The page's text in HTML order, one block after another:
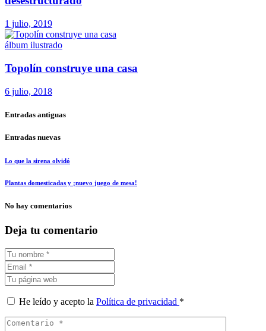
1 julio, 2019
álbum ilustrado
Topolín construye una casa
6 julio, 2018
Entradas antiguas
Entradas nuevas
Lo que la sirena olvidó
Plantas domesticadas y ¡nuevo juego de mesa!
No hay comentarios
Deja tu comentario
He leído y acepto la Política de privacidad *